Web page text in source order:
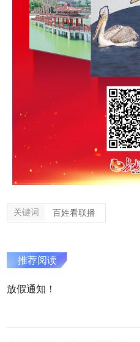
关键词 百姓看联播
推荐阅读
放假通知！